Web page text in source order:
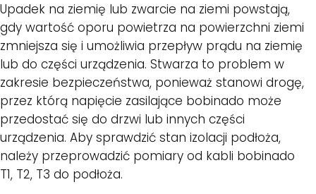
Upadek na ziemię lub zwarcie na ziemi powstają,
gdy wartość oporu powietrza na powierzchni ziemi
zmniejsza się i umożliwia przepływ prądu na ziemię
lub do części urządzenia. Stwarza to problem w
zakresie bezpieczeństwa, ponieważ stanowi drogę,
przez którą napięcie zasilające bobinado może
przedostać się do drzwi lub innych części
urządzenia. Aby sprawdzić stan izolacji podłoża,
należy przeprowadzić pomiary od kabli bobinado
T1, T2, T3 do podłoża.